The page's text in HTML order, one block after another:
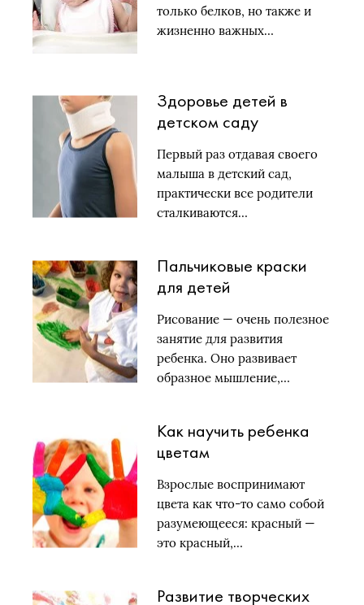
только белков, но также и
жизненно важных…
Здоровье детей в
детском саду
Первый раз отдавая своего
малыша в детский сад,
практически все родители
сталкиваются…
Пальчиковые краски
для детей
Рисование — очень полезное
занятие для развития
ребенка. Оно развивает
образное мышление,…
Как научить ребенка
цветам
Взрослые воспринимают
цвета как что-то само собой
разумеющееся: красный —
это красный,…
Развитие творческих